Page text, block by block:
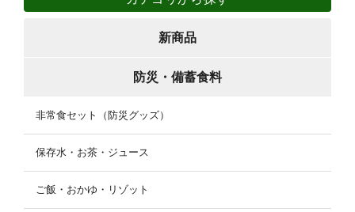
新商品
防災・備蓄食料
非常食セット（防災グッズ）
保存水・お茶・ジュース
ご飯・おかゆ・リゾット